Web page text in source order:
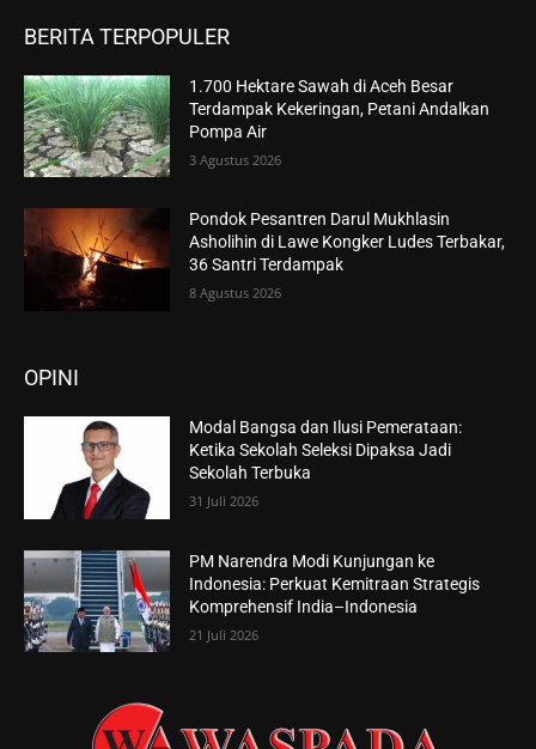
BERITA TERPOPULER
1.700 Hektare Sawah di Aceh Besar
Terdampak Kekeringan, Petani Andalkan
Pompa Air
3 Agustus 2026
Pondok Pesantren Darul Mukhlasin
Asholihin di Lawe Kongker Ludes Terbakar,
36 Santri Terdampak
8 Agustus 2026
OPINI
Modal Bangsa dan Ilusi Pemerataan:
Ketika Sekolah Seleksi Dipaksa Jadi
Sekolah Terbuka
31 Juli 2026
PM Narendra Modi Kunjungan ke
Indonesia: Perkuat Kemitraan Strategis
Komprehensif India–Indonesia
21 Juli 2026